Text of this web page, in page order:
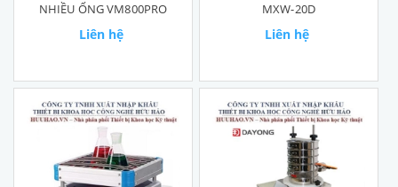
NHIỀU ỐNG VM800PRO
Liên hệ
MXW-20D
Liên hệ